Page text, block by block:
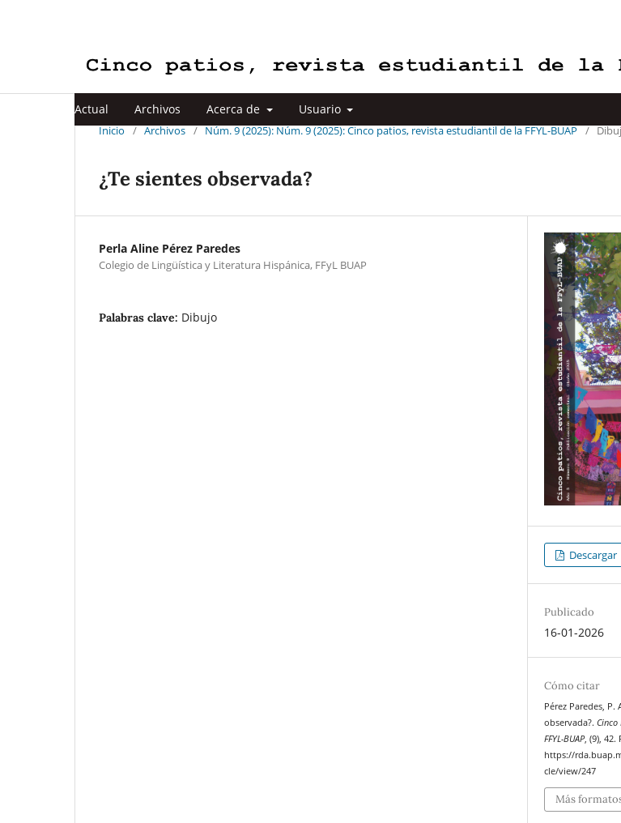
Actual Archivos Acerca de Usuario
Inicio / Archivos / Núm. 9 (2025): Núm. 9 (2025): Cinco patios, revista estudiantil de la FFYL-BUAP /
¿Te sientes observada?
Perla Aline Pérez Paredes
Colegio de Lingüística y Literatura Hispánica, FFyL BUAP
Palabras clave: Dibujo
Descargar
Publicado
16-01-2026
Cómo citar
Pérez Paredes, P.
observada?.Cinco
FFYL-BUAP, (9), 42.
https://
cle/view/247
Más